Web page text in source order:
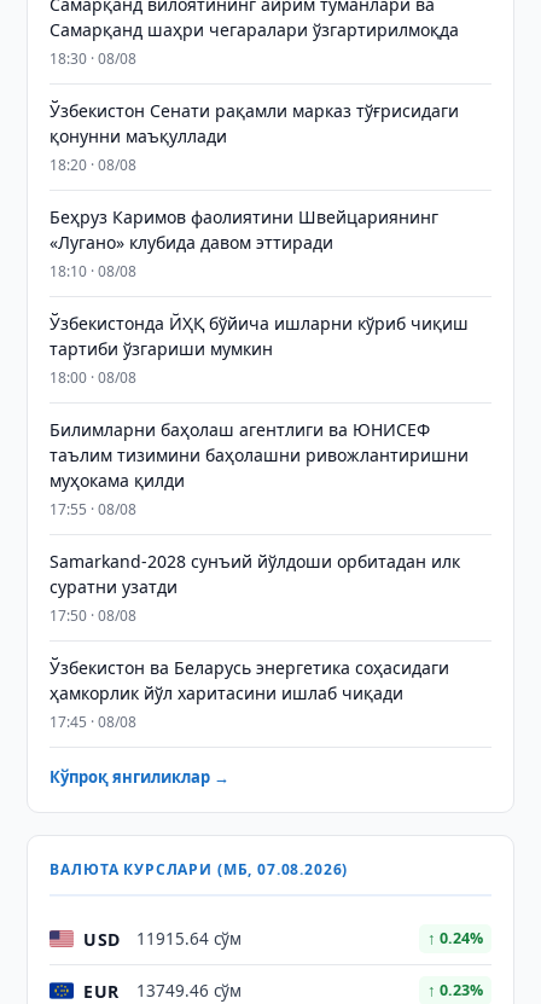
Самарқанд шаҳри чегаралари ўзгартирилмоқда
18:30 · 08/08
Ўзбекистон Сенати рақамли марказ тўғрисидаги
қонунни маъқуллади
18:20 · 08/08
Беҳруз Каримов фаолиятини Швейцариянинг
«Лугано» клубида давом эттиради
18:10 · 08/08
Ўзбекистонда ЙҲҚ бўйича ишларни кўриб чиқиш
тартиби ўзгариши мумкин
18:00 · 08/08
Билимларни баҳолаш агентлиги ва ЮНИСЕФ
таълим тизимини баҳолашни ривожлантиришни
муҳокама қилди
17:55 · 08/08
Samarkand-2028 сунъий йўлдоши орбитадан илк
суратни узатди
17:50 · 08/08
Ўзбекистон ва Беларусь энергетика соҳасидаги
ҳамкорлик йўл харитасини ишлаб чиқади
17:45 · 08/08
Кўпроқ янгиликлар →
ВАЛЮТА КУРСЛАРИ (МБ, 07.08.2026)
USD 11915.64 сўм ↑ 0.24%
EUR 13749.46 сўм ↑ 0.23%